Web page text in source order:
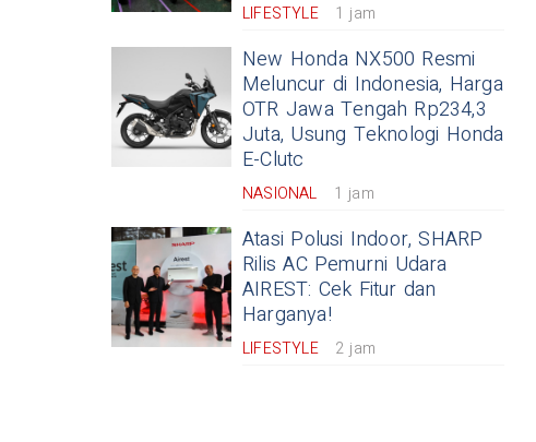
LIFESTYLE 1 jam
New Honda NX500 Resmi
Meluncur di Indonesia, Harga
OTR Jawa Tengah Rp234,3
Juta, Usung Teknologi Honda
E-Clutc
NASIONAL 1 jam
Atasi Polusi Indoor, SHARP
Rilis AC Pemurni Udara
AIREST: Cek Fitur dan
Harganya!
LIFESTYLE 2 jam